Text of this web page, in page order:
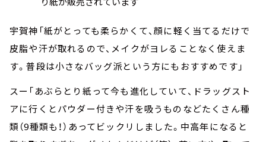
宇賀神「紙がとっても柔らかくて、顔に軽く当てるだけで
皮脂や汗が取れるので、メイクがヨレることなく使えま
す。普段は小さなバッグ派という方にもおすすめです」
スー「あぶらとり紙って今も進化していて、ドラッグスト
アに行くとパウダー付きや汗を吸うものなどたくさん種
類（9種類も！）あってビックリしました。中高年になると